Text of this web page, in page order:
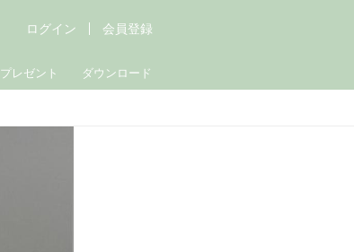
プレゼント ダウンロード
ログイン 会員登録